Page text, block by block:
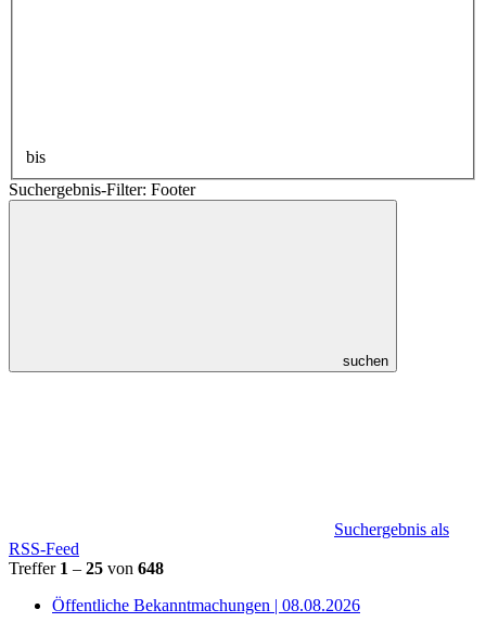
bis
Suchergebnis-Filter: Footer
suchen
Suchergebnis als
RSS-Feed
Treffer 1 – 25 von 648
Öffentliche Bekanntmachungen | 08.08.2026